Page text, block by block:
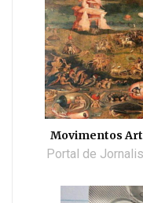
Movimentos
Portal de